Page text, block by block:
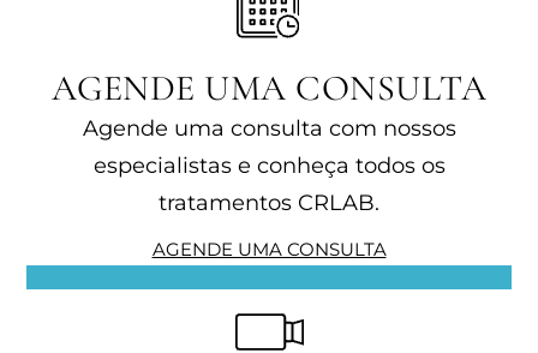
AGENDE UMA CONSULTA
Agende uma consulta com nossos
especialistas e conheça todos os
tratamentos CRLAB.
AGENDE UMA CONSULTA